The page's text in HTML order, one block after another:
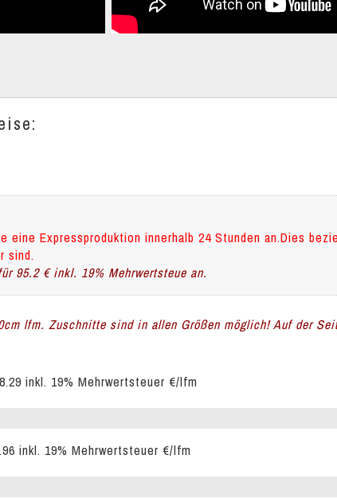
eine Expressproduktion innerhalb 24 Stunden an.Dies
sind.
95.2 € inkl. 19% Mehrwertsteue an.
lfm. Zuschnitte sind in allen Größen möglich! Auf der
inkl. 19% Mehrwertsteuer €/lfm
inkl. 19% Mehrwertsteuer €/lfm